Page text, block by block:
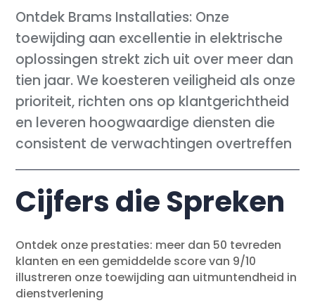
Ontdek Brams Installaties: Onze
toewijding aan excellentie in elektrische
oplossingen strekt zich uit over meer dan
tien jaar. We koesteren veiligheid als onze
prioriteit, richten ons op klantgerichtheid
en leveren hoogwaardige diensten die
consistent de verwachtingen overtreffen
Cijfers die Spreken
Ontdek onze prestaties: meer dan 50 tevreden
klanten en een gemiddelde score van 9/10
illustreren onze toewijding aan uitmuntendheid in
dienstverlening